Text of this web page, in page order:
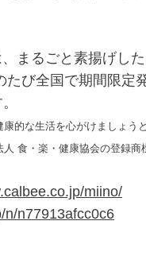
まるごと素揚げし
び全国で期間限
的な生活を心がけましょ
食・楽・健康協会の登録商
miino/
n/n77913afcc0c6